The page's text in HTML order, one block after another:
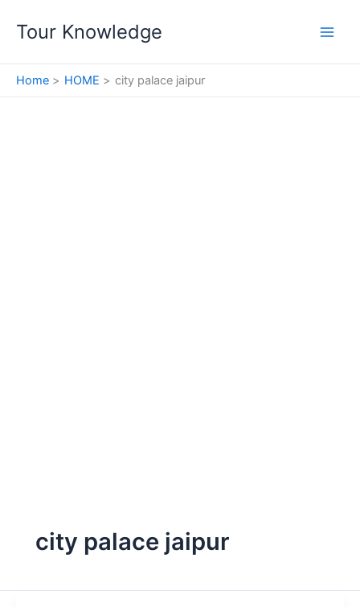
Tour Knowledge
Home HOME city palace jaipur
city palace jaipur